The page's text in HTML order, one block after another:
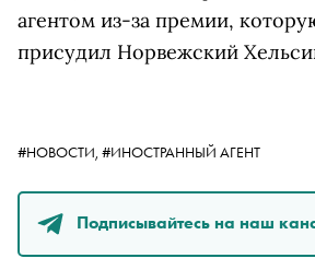
агентом из-за премии,
присудил Норвежский
#НОВОСТИ, #ИНОСТРАННЫЙ АГЕНТ
Подписывайтесь на наш